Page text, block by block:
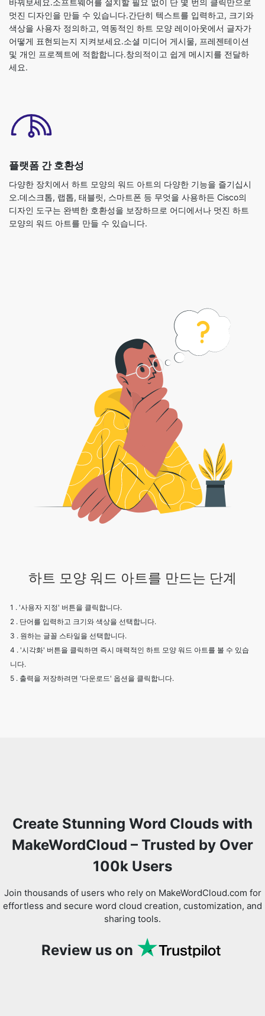
바꿔보세요.소프트웨어를 설치할 필요 없이 단 몇 번의 클릭만으로
멋진 디자인을 만들 수 있습니다.간단히 텍스트를 입력하고, 크기와
색상을 사용자 정의하고, 역동적인 하트 모양 레이아웃에서 글자가
어떻게 표현되는지 지켜보세요.소셜 미디어 게시물, 프레젠테이션
및 개인 프로젝트에 적합합니다.창의적이고 쉽게 메시지를 전달하
세요.
플랫폼 간 호환성
다양한 장치에서 하트 모양의 워드 아트의 다양한 기능을 즐기십시
오.데스크톱, 랩톱, 태블릿, 스마트폰 등 무엇을 사용하든 Cisco의
디자인 도구는 완벽한 호환성을 보장하므로 어디에서나 멋진 하트
모양의 워드 아트를 만들 수 있습니다.
하트 모양 워드 아트를 만드는 단계
1 . '사용자 지정' 버튼을 클릭합니다.
2 . 단어를 입력하고 크기와 색상을 선택합니다.
3 . 원하는 글꼴 스타일을 선택합니다.
4 . '시각화' 버튼을 클릭하면 즉시 매력적인 하트 모양 워드 아트를 볼 수 있습
니다.
5 . 출력을 저장하려면 '다운로드' 옵션을 클릭합니다.
Create Stunning Word Clouds with
MakeWordCloud – Trusted by Over
100k Users
Join thousands of users who rely on MakeWordCloud.com for
effortless and secure word cloud creation, customization, and
sharing tools.
Review us on